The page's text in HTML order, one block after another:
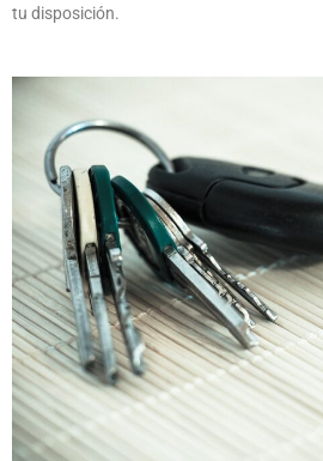
tu disposición.